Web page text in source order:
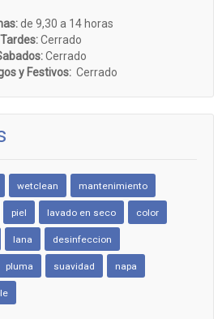
de 9,30 a 14 horas
Tardes:Cerrado
Cerrado
y Festivos:Cerrado
wetclean mantenimiento
piel lavado en seco color
lana desinfeccion
pluma suavidad napa